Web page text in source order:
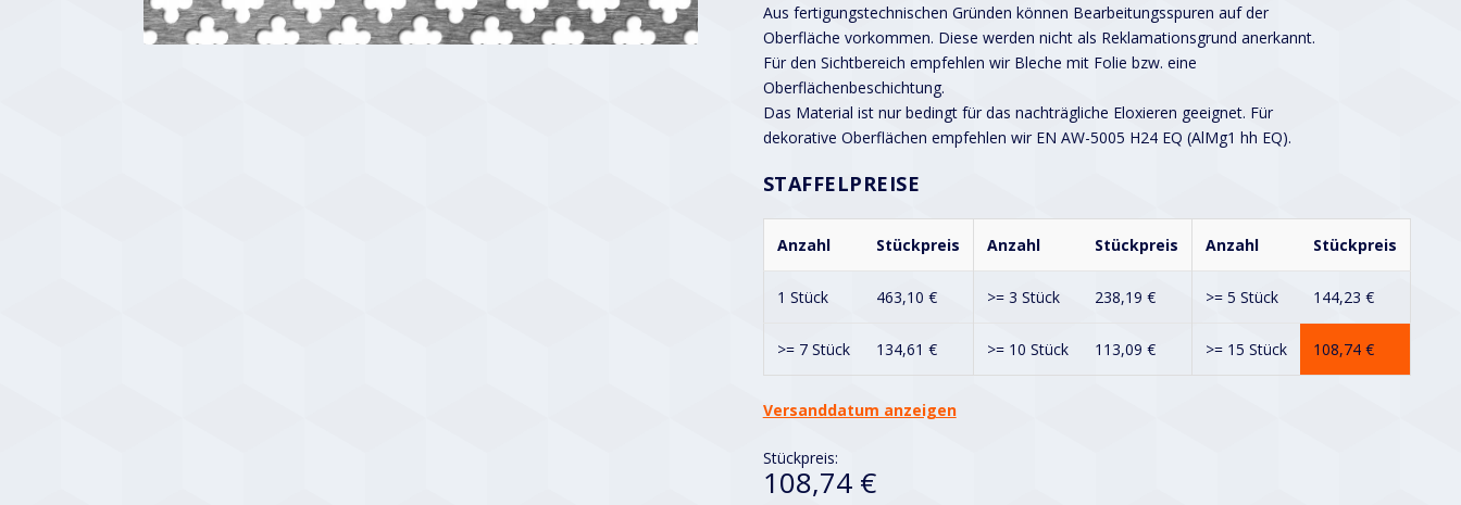
Aus fertigungstechnischen Gründen können Bearbeitungsspuren auf der
Oberfläche vorkommen. Diese werden nicht als Reklamationsgrund anerkannt.
Für den Sichtbereich empfehlen wir Bleche mit Folie bzw. eine
Oberflächenbeschichtung.
Das Material ist nur bedingt für das nachträgliche Eloxieren geeignet. Für
dekorative Oberflächen empfehlen wir EN AW-5005 H24 EQ (AlMg1 hh EQ).
STAFFELPREISE
Anzahl Stückpreis Anzahl Stückpreis Anzahl Stückpreis
1 Stück 463,10 € >= 3 Stück 238,19 € >= 5 Stück 144,23 €
>= 7 Stück 134,61 € >= 10 Stück 113,09 € >= 15 Stück 108,74 €
Versanddatum anzeigen
Stückpreis:
108,74 €